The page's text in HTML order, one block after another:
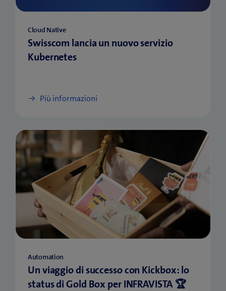
Cloud Native
Swisscom lancia un nuovo servizio
Kubernetes
Più informazioni
Automation
Un viaggio di successo con Kickbox: lo
status di Gold Box per INFRAVISTA 🏆